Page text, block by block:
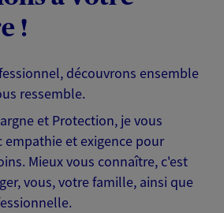
!
découvrons ensemble
ressemble.
et Protection, je vous
empathie et exigence pour
Mieux vous connaître, c'est
vous, votre famille, ainsi que